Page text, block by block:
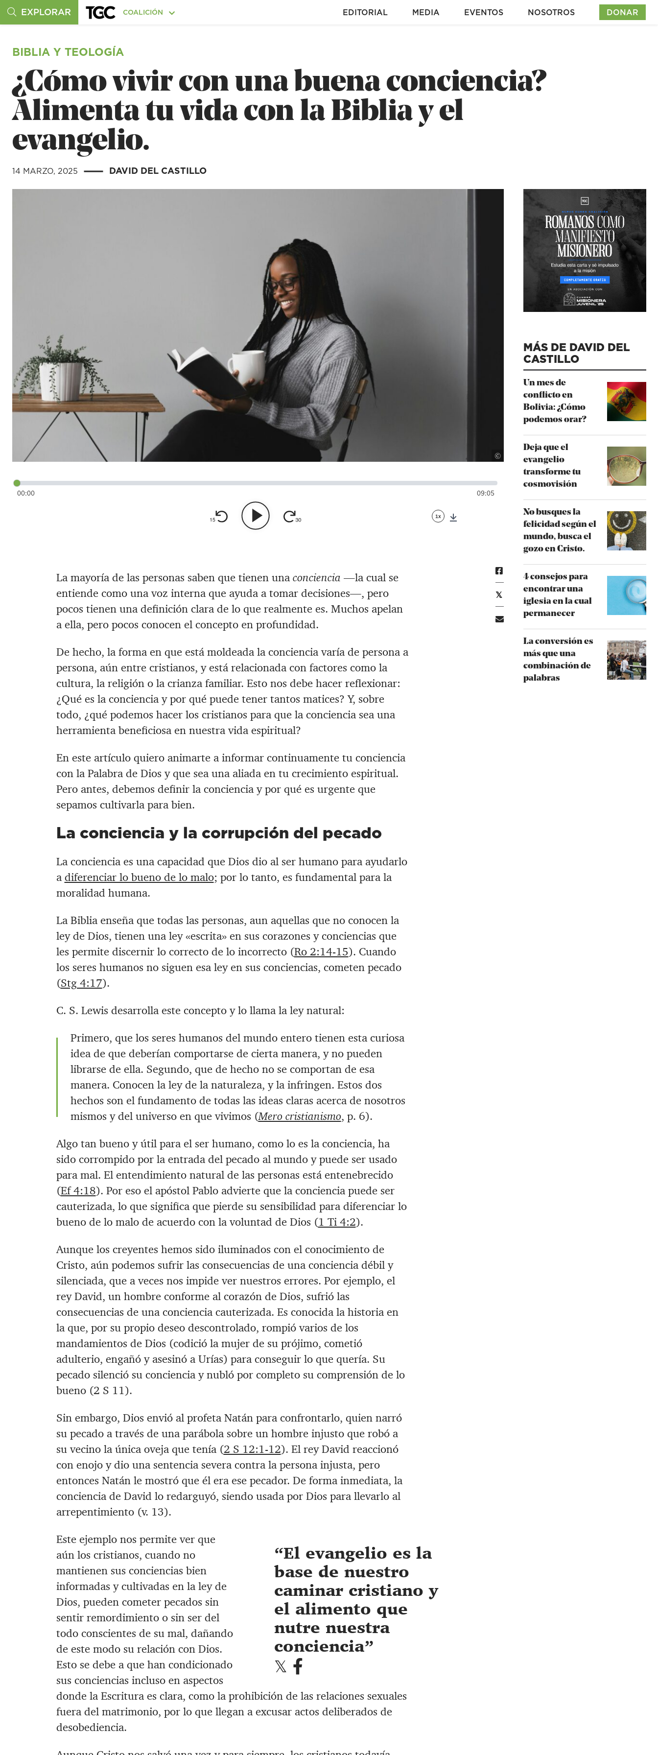
EXPLORAR COALICIÓN EDITORIAL MEDIA EVENTOS NOSOTROS DONAR
BIBLIA Y TEOLOGÍA
¿Cómo vivir con una buena conciencia?
Alimenta tu vida con la Biblia y el
evangelio.
14 MARZO, 2025 | DAVID DEL CASTILLO
© Unsplash
00:00 09:05
1x
MÁS DE DAVID DEL
CASTILLO
Un mes de
conflicto en
Bolivia: ¿Cómo
podemos orar?
Deja que el
evangelio
transforme tu
cosmovisión
No busques la
felicidad según el
mundo, busca el
gozo en Cristo.
4 consejos para
encontrar una
iglesia en la cual
permanecer
La conversión es
más que una
combinación de
palabras
La mayoría de las personas saben que tienen una conciencia —la cual se
entiende como una voz interna que ayuda a tomar decisiones—, pero
pocos tienen una definición clara de lo que realmente es. Muchos apelan
a ella, pero pocos conocen el concepto en profundidad.
De hecho, la forma en que está moldeada la conciencia varía de persona a
persona, aún entre cristianos, y está relacionada con factores como la
cultura, la religión o la crianza familiar. Esto nos debe hacer reflexionar:
¿Qué es la conciencia y por qué puede tener tantos matices? Y, sobre
todo, ¿qué podemos hacer los cristianos para que la conciencia sea una
herramienta beneficiosa en nuestra vida espiritual?
En este artículo quiero animarte a informar continuamente tu conciencia
con la Palabra de Dios y que sea una aliada en tu crecimiento espiritual.
Pero antes, debemos definir la conciencia y por qué es urgente que
sepamos cultivarla para bien.
La conciencia y la corrupción del pecado
La conciencia es una capacidad que Dios dio al ser humano para ayudarlo
a diferenciar lo bueno de lo malo; por lo tanto, es fundamental para la
moralidad humana.
La Biblia enseña que todas las personas, aun aquellas que no conocen la
ley de Dios, tienen una ley «escrita» en sus corazones y conciencias que
les permite discernir lo correcto de lo incorrecto (Ro 2:14-15). Cuando
los seres humanos no siguen esa ley en sus conciencias, cometen pecado
(Stg 4:17).
C. S. Lewis desarrolla este concepto y lo llama la ley natural:
Primero, que los seres humanos del mundo entero tienen esta curiosa
idea de que deberían comportarse de cierta manera, y no pueden
librarse de ella. Segundo, que de hecho no se comportan de esa
manera. Conocen la ley de la naturaleza, y la infringen. Estos dos
hechos son el fundamento de todas las ideas claras acerca de nosotros
mismos y del universo en que vivimos (Mero cristianismo, p. 6).
Algo tan bueno y útil para el ser humano, como lo es la conciencia, ha
sido corrompido por la entrada del pecado al mundo y puede ser usado
para mal. El entendimiento natural de las personas está entenebrecido
(Ef 4:18). Por eso el apóstol Pablo advierte que la conciencia puede ser
cauterizada, lo que significa que pierde su sensibilidad para diferenciar lo
bueno de lo malo de acuerdo con la voluntad de Dios (1 Ti 4:2).
Aunque los creyentes hemos sido iluminados con el conocimiento de
Cristo, aún podemos sufrir las consecuencias de una conciencia débil y
silenciada, que a veces nos impide ver nuestros errores. Por ejemplo, el
rey David, un hombre conforme al corazón de Dios, sufrió las
consecuencias de una conciencia cauterizada. Es conocida la historia en
la que, por su propio deseo descontrolado, rompió varios de los
mandamientos de Dios (codició la mujer de su prójimo, cometió
adulterio, engañó y asesinó a Urías) para conseguir lo que quería. Su
pecado silenció su conciencia y nubló por completo su comprensión de lo
bueno (2 S 11).
Sin embargo, Dios envió al profeta Natán para confrontarlo, quien narró
su pecado a través de una parábola sobre un hombre injusto que robó a
su vecino la única oveja que tenía (2 S 12:1-12). El rey David reaccionó
con enojo y dio una sentencia severa contra la persona injusta, pero
entonces Natán le mostró que él era ese pecador. De forma inmediata, la
conciencia de David lo redarguyó, siendo usada por Dios para llevarlo al
arrepentimiento (v. 13).
El evangelio es la
base de nuestro
caminar cristiano y
el alimento que
nutre nuestra
conciencia
Este ejemplo nos permite ver que
aún los cristianos, cuando no
mantienen sus conciencias bien
informadas y cultivadas en la ley de
Dios, pueden cometer pecados sin
sentir remordimiento o sin ser del
todo conscientes de su mal, dañando
de este modo su relación con Dios.
Esto se debe a que han condicionado
sus conciencias incluso en aspectos
donde la Escritura es clara, como la prohibición de las relaciones sexuales
fuera del matrimonio, por lo que llegan a excusar actos deliberados de
desobediencia.